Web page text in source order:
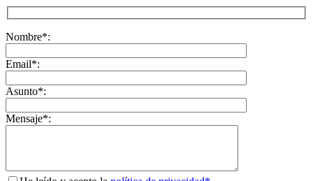
Nombre*:
Email*:
Asunto*:
Mensaje*: